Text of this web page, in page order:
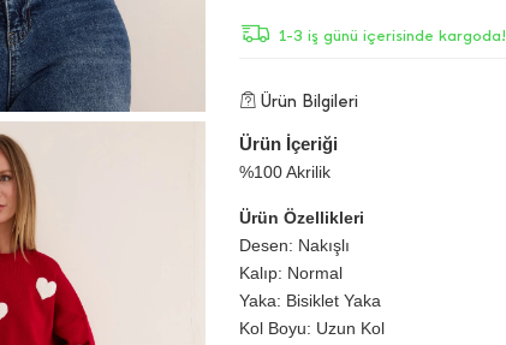
1-3 iş günü içerisinde kargoda!
Ürün Bilgileri
Ürün İçeriği
%100 Akrilik
Ürün Özellikleri
Desen: Nakışlı
Kalıp: Normal
Yaka: Bisiklet Yaka
Kol Boyu: Uzun Kol